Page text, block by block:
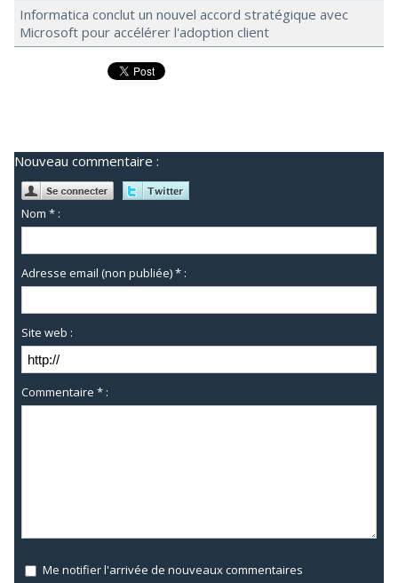
Informatica conclut un nouvel accord stratégique avec
Microsoft pour accélérer l'adoption client
Nouveau commentaire :
Nom * :
Adresse email (non publiée) * :
Site web :
Commentaire * :
Me notifier l'arrivée de nouveaux commentaires